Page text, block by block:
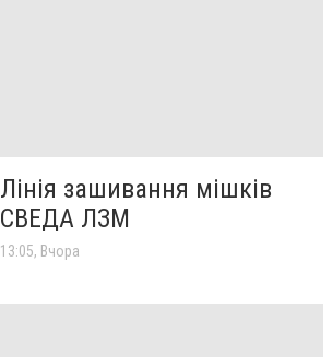
Лінія зашивання мішків
СВЕДА ЛЗМ
13:05, Вчора